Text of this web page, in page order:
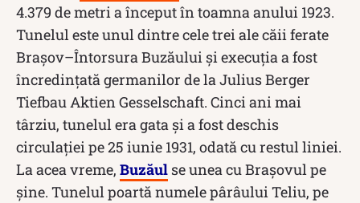
4.379 de metri a început în toamna anului 1923.
Tunelul este unul dintre cele trei ale căii ferate
Brașov–Întorsura Buzăului și execuția a fost
încredințată germanilor de la Julius Berger
Tiefbau Aktien Gesselschaft. Cinci ani mai
târziu, tunelul era gata și a fost deschis
circulației pe 25 iunie 1931, odată cu restul liniei.
La acea vreme, Buzăul se unea cu Brașovul pe
șine. Tunelul poartă numele pârâului Teliu, pe